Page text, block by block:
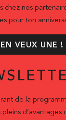
chez nos
pour ton
VEUX UNE !
de la
d’avantages